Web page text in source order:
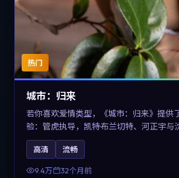
热门
城市：归来
若你喜欢爱情类型，《城市：归来》提供
验：管虎执导，凯特·布兰切特、河正宇与
影片2023年于德国上映，内容在有限空间
戏剧冲突，关键词包含高清流畅、人物关
适合检索「2023爱情」「德国电影」的用
高清 流畅
9.4万 32个月前